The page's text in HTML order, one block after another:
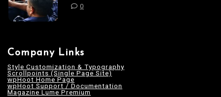
0
Company Links
Style Customization & Typography
Scrollpoints (Single Page Site)
wpHoot Home Page
wpHoot Support / Documentation
Magazine Lume Premium